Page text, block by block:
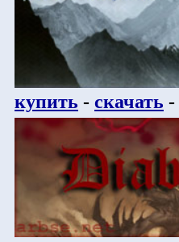
купить - скачать -